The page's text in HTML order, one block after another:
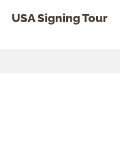
USA Signing Tour